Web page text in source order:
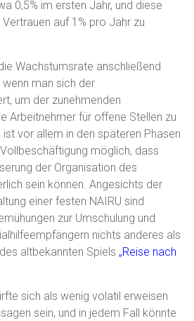
0,5% im ersten Jahr, und diese
auf 1% pro Jahr zu
Wachstumsrate anschließend
man sich der
um der zunehmenden
Arbeitnehmer für offene Stellen zu
ist vor allem in den späteren Phasen
möglich, dass
der Organisation des
sein können. Angesichts der
einer festen NAIRU sind
zur Umschulung und
nichts anderes als
altbekannten Spiels „Reise nach
sich als wenig volatil erweisen
sein, und in jedem Fall könnte